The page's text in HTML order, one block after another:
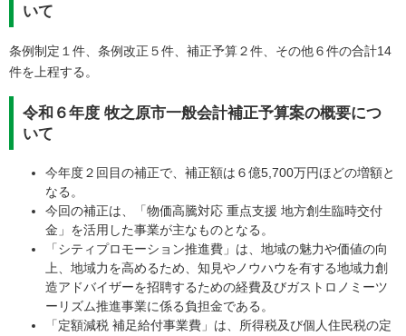
いて
条例制定１件、条例改正５件、補正予算２件、その他６件の合計14
件を上程する。
令和６年度 牧之原市一般会計補正予算案の概要につ
いて
今年度２回目の補正で、補正額は６億5,700万円ほどの増額と
なる。
今回の補正は、「物価高騰対応 重点支援 地方創生臨時交付
金」を活用した事業が主なものとなる。
「シティプロモーション推進費」は、地域の魅力や価値の向
上、地域力を高めるため、知見やノウハウを有する地域力創
造アドバイザーを招聘するための経費及びガストロノミーツ
ーリズム推進事業に係る負担金である。
「定額減税 補足給付事業費」は、所得税及び個人住民税の定